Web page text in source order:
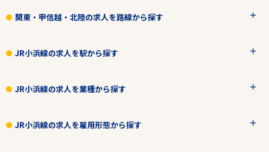
関東・甲信越・北陸の求人を路線から探す
JR小浜線の求人を駅から探す
JR小浜線の求人を業種から探す
JR小浜線の求人を雇用形態から探す